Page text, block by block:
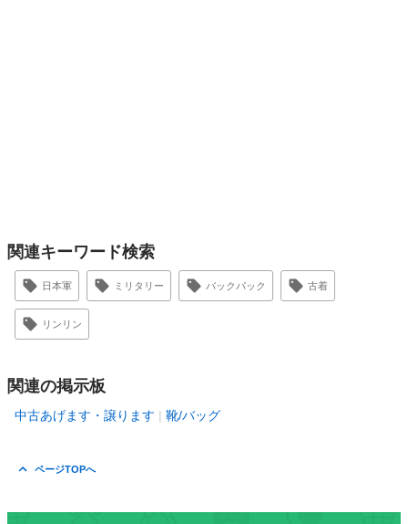
関連キーワード検索
日本軍 ミリタリー バックパック 古着
リンリン
関連の掲示板
中古あげます・譲ります 靴/バッグ
ページTOPへ